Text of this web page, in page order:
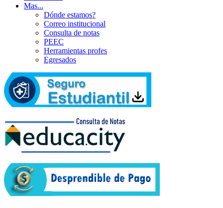
Mas...
Dónde estamos?
Correo institucional
Consulta de notas
PEEC
Herramientas profes
Egresados